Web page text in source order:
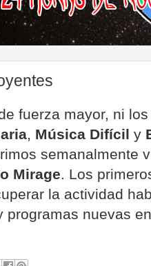
fuerza mayor, ni
, Música Difícil y
semanalmente
Mirage. Los
la actividad
programas nuevas